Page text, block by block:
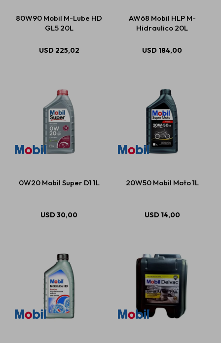
80W90 Mobil M-Lube HD
GL5 20L
USD 225,02
AW68 Mobil HLP M-
Hidraulico 20L
USD 184,00
0W20 Mobil Super D1 1L
USD30,00
20W50 Mobil Moto 1L
USD 14,00